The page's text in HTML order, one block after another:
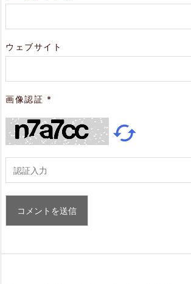
ウェブサイト
画像認証 *
